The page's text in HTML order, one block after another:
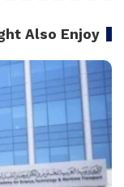
Also Enjoy